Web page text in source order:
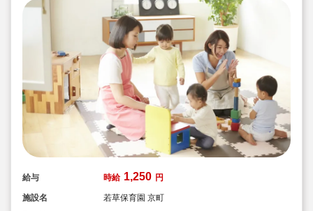
給与 時給 1,250 円
施設名
若草保育園 京町